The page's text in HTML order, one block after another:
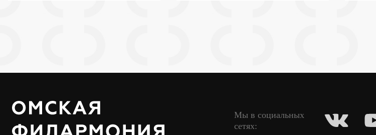
Мы в социальных
сетях: